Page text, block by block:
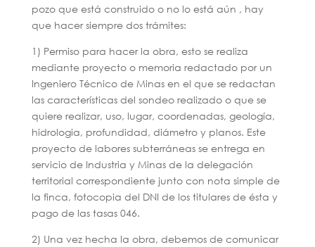
pozo que está construido o no lo está aún , hay
que hacer siempre dos trámites:
1) Permiso para hacer la obra, esto se realiza
mediante proyecto o memoria redactado por un
Ingeniero Técnico de Minas en el que se redactan
las características del sondeo realizado o que se
quiere realizar, uso, lugar, coordenadas, geología,
hidrologia, profundidad, diámetro y planos. Este
proyecto de labores subterráneas se entrega en
servicio de Industria y Minas de la delegación
territorial correspondiente junto con nota simple de
la finca, fotocopia del DNI de los titulares de ésta y
pago de las tasas 046.
2) Una vez hecha la obra, debemos de comunicar